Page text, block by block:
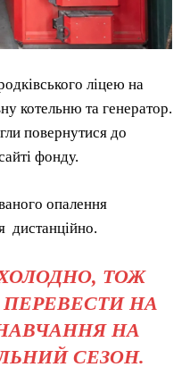
ліцею на
котельню та генератор.
повернутися до
фонду.
опалення
дистанційно.
ТОЖ
НА
НА
СЕЗОН.